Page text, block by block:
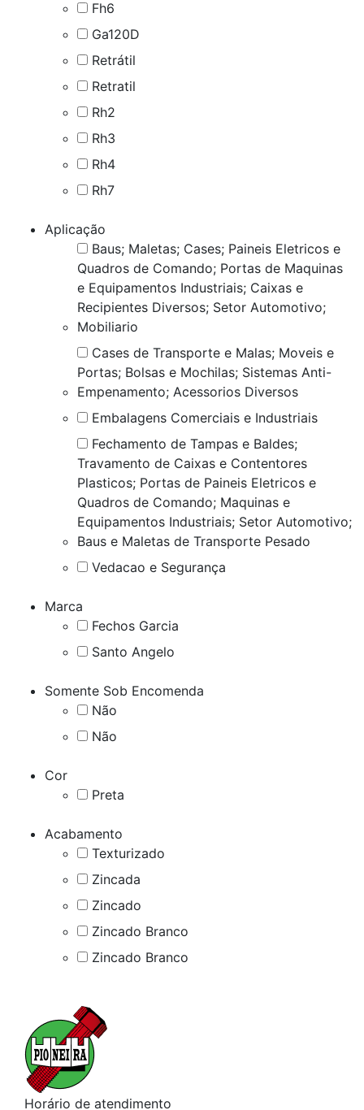
Fh6
Ga120D
Retrátil
Retratil
Rh2
Rh3
Rh4
Rh7
Aplicação
Baus; Maletas; Cases; Paineis Eletricos e
Quadros de Comando; Portas de Maquinas
e Equipamentos Industriais; Caixas e
Recipientes Diversos; Setor Automotivo;
Mobiliario
Cases de Transporte e Malas; Moveis e
Portas; Bolsas e Mochilas; Sistemas Anti-
Empenamento; Acessorios Diversos
Embalagens Comerciais e Industriais
Fechamento de Tampas e Baldes;
Travamento de Caixas e Contentores
Plasticos; Portas de Paineis Eletricos e
Quadros de Comando; Maquinas e
Equipamentos Industriais; Setor Automotivo;
Baus e Maletas de Transporte Pesado
Vedacao e Segurança
Marca
Fechos Garcia
Santo Angelo
Somente Sob Encomenda
Não
Não
Cor
Preta
Acabamento
Texturizado
Zincada
Zincado
Zincado Branco
Zincado Branco
Horário de atendimento